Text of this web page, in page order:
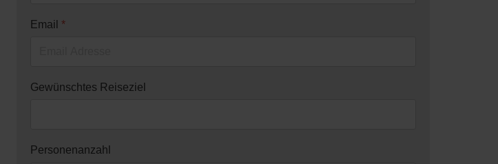
Email *
Gewünschtes Reiseziel
Personenanzahl